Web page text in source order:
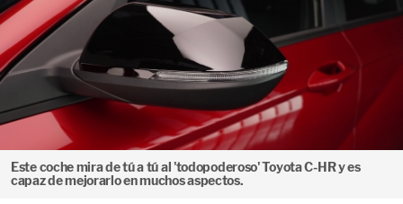
Este coche mira de tú a tú al 'todopoderoso' Toyota C-HR y es
capaz de mejorarlo en muchos aspectos.